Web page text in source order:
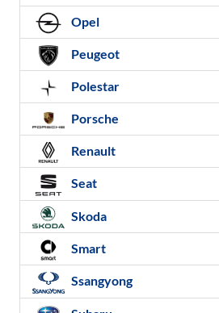
Opel
Peugeot
Polestar
Porsche
Renault
Seat
Skoda
Smart
Ssangyong